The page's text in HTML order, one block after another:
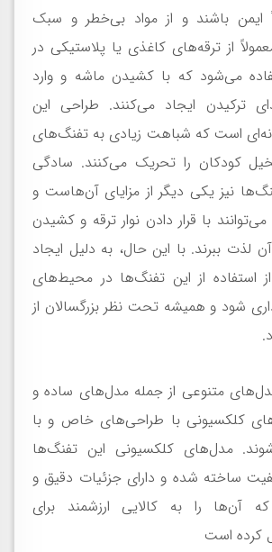
ایمن باشند و از مواد بی‌خطر و سبک
از ترقه‌های کاغذی یا پلاستیکی در
می‌شود که با کشیدن ماشه و وارد
ترکیدن ایجاد می‌کنند. طراحی این
است که شباهت زیادی به تفنگ‌های
کودکان را تحریک می‌کنند. سادگی
نیز یکی دیگر از مزایای آن‌هاست و
با قرار دادن نوار ترقه و کشیدن
لذت ببرند. با این حال، به دلیل ایجاد
استفاده از این تفنگ‌ها در محیط‌های
شود و همیشه تحت نظر بزرگسالان از
متنوعی از جمله مدل‌های ساده و
کلکسیونی با طراحی‌های خاص و با
مدل‌های کلکسیونی این تفنگ‌ها
ساخته شده و دارای جزئیات دقیق و
آن‌ها را به کالایی ارزشمند برای
کرده است